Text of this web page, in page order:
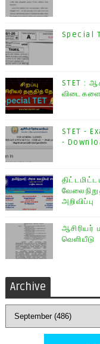
Special
STET :
விடைகளை
STET -
-
அறிவிப்பு
ஆசிரியர்
வெளியீடு
Archive